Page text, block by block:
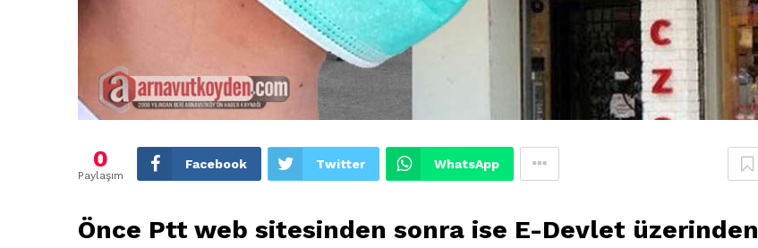
0
Paylaşım
Facebook Twitter WhatsApp
Önce Ptt web sitesinden sonra ise E-Devlet üzerinden